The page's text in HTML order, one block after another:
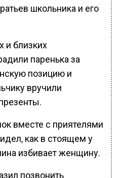
школьника и его
и близких
паренька за
позицию и
вручили
вместе с приятелями
как в стоящем у
избивает женщину.
позвонить